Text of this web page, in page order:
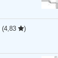
(4,83 )